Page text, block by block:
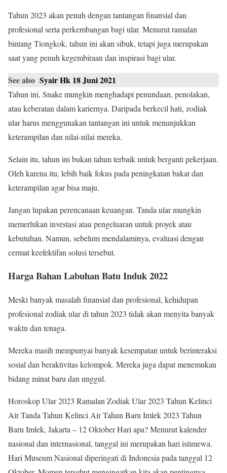
Tahun 2023 akan penuh dengan tantangan finansial dan
profesional serta perkembangan bagi ular. Menurut ramalan
bintang Tiongkok, tahun ini akan sibuk, tetapi juga merupakan
saat yang penuh kegembiraan dan inspirasi bagi ular.
See also Syair Hk 18 Juni 2021
Tahun ini, Snake mungkin menghadapi penundaan, penolakan,
atau keberatan dalam kariernya. Daripada berkecil hati, zodiak
ular harus menggunakan tantangan ini untuk menunjukkan
keterampilan dan nilai-nilai mereka.
Selain itu, tahun ini bukan tahun terbaik untuk berganti pekerjaan.
Oleh karena itu, lebih baik fokus pada peningkatan bakat dan
keterampilan agar bisa maju.
Jangan lupakan perencanaan keuangan. Tanda ular mungkin
memerlukan investasi atau pengeluaran untuk proyek atau
kebutuhan. Namun, sebelum mendalaminya, evaluasi dengan
cermat keefektifan solusi tersebut.
Harga Bahan Labuhan Batu Induk 2022
Meski banyak masalah finansial dan profesional, kehidupan
profesional zodiak ular di tahun 2023 tidak akan menyita banyak
waktu dan tenaga.
Mereka masih mempunyai banyak kesempatan untuk berinteraksi
sosial dan beraktivitas kelompok. Mereka juga dapat menemukan
bidang minat baru dan unggul.
Horoskop Ular 2023 Ramalan Zodiak Ular 2023 Tahun Kelinci
Air Tanda Tahun Kelinci Air Tahun Baru Imlek 2023 Tahun
Baru Imlek, Jakarta – 12 Oktober Hari apa? Menurut kalender
nasional dan internasional, tanggal ini merupakan hari istimewa.
Hari Museum Nasional diperingati di Indonesia pada tanggal 12